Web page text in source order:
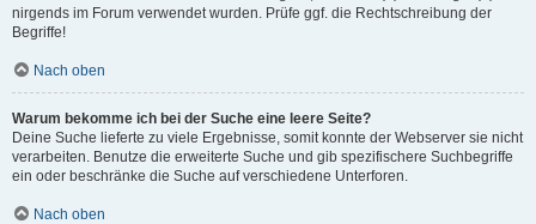
nirgends im Forum verwendet wurden. Prüfe ggf. die Rechtschreibung der
Begriffe!
Nach oben
Warum bekomme ich bei der Suche eine leere Seite?
Deine Suche lieferte zu viele Ergebnisse, somit konnte der Webserver sie nicht
verarbeiten. Benutze die erweiterte Suche und gib spezifischere Suchbegriffe
ein oder beschränke die Suche auf verschiedene Unterforen.
Nach oben